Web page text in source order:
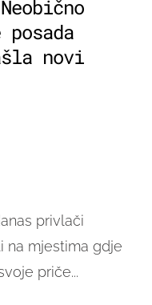
novi
privlači
na mjestima gdje
priče...